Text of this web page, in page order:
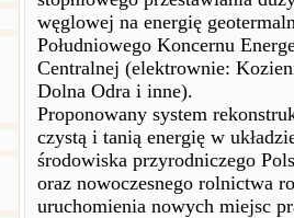
węglowej na energię
Południowego Koncernu
Centralnej (elektrownie:
Dolna Odra i inne).
Proponowany system
czystą i tanią energię w
środowiska przyrodniczego
oraz nowoczesnego rolnictwa
uruchomienia nowych miejsc